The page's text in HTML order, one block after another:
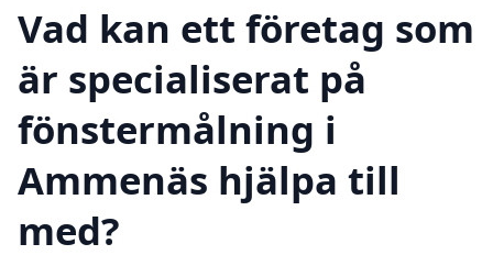
Vad kan ett företag som
är specialiserat på
fönstermålning i
Ammenäs hjälpa till
med?